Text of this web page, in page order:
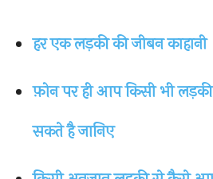
हर एक लड़की की जीबन काहानी
फ़ोन पर ही आप किसी भी
सकते है जानिए